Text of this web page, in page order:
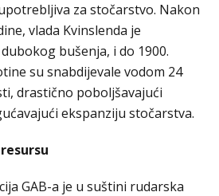
za stočarstvo. Nakon
vlada Kvinslenda je
bušenja, i do 1900.
su snabdijevale vodom 24
drastično poboljšavajući
ekspanziju stočarstva.
GAB-a je u suštini rudarska